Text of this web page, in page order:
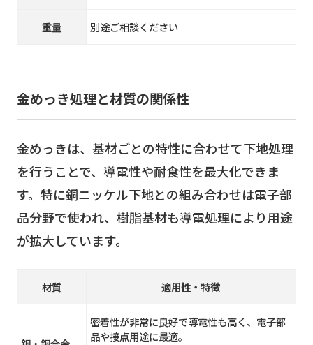
重量 別途ご相談ください
金めっき処理と材質の関係性
金めっきは、基材ごとの特性に合わせて下地処理
を行うことで、導電性や耐食性を最大化できま
す。特に銅ニッケル下地との組み合わせは電子部
品分野で使われ、樹脂基材も導電処理により用途
が拡大しています。
材質 適用性・特徴
密着性が非常に良好で導電性も高く、電子部
品や接点用途に最適。